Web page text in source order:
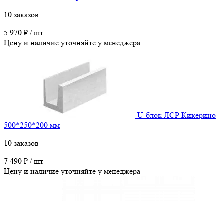
10 заказов
5 970 ₽ / шт
Цену и наличие уточняйте у менеджера
U-блок ЛСР Кикерино
500*250*200 мм
10 заказов
7 490 ₽ / шт
Цену и наличие уточняйте у менеджера